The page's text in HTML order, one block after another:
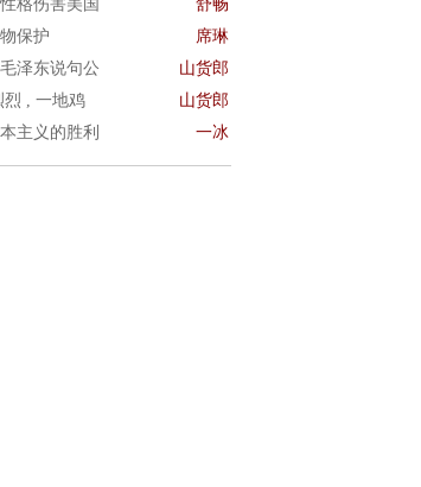
格伤害美国 舒畅
保护 席琳
泽东说句公 山货郎
烈 , 一地鸡 山货郎
主义的胜利 一冰